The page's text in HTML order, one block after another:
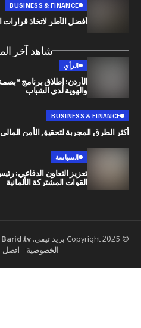
BUSINESS & FINANCE
أفضل الأطر لاتخاذ قرارات العمل
شاهد آخر المستجدات
الأردن: إطلاق برنامج “بصمة” الوطني
والهوية لدى الشباب
BUSINESS &
المجربة لتحقيق الأمن المالي قبل
تعزيز التعاون الدفاعي: رئيس الأركان
القوات المشتركة الألمانية
Barid.tv
اتصل بنا من نحن ؟